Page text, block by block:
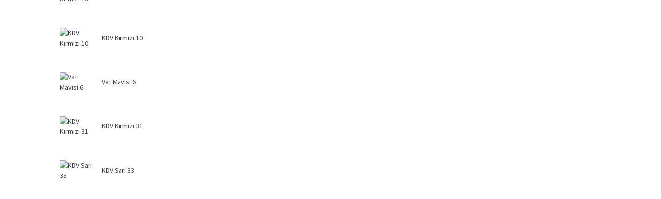
KDV Kırmızı 10
Vat Mavisi 6
KDV Kırmızı 31
KDV Sarı 33